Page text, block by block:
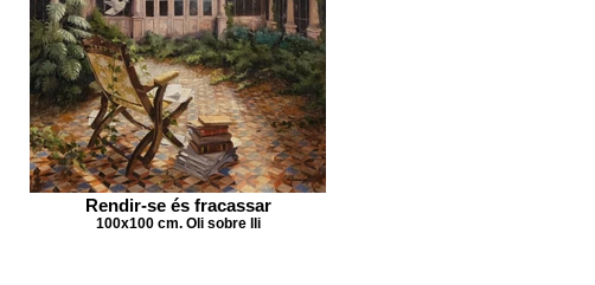
Rendir-se és fracassar
100x100 cm. Oli sobre lli